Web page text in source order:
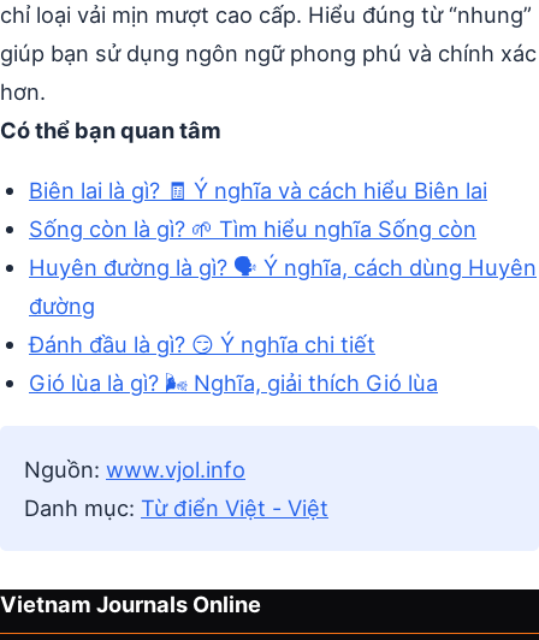
chỉ loại vải mịn mượt cao cấp. Hiểu đúng từ “nhung”
giúp bạn sử dụng ngôn ngữ phong phú và chính xác
hơn.
Có thể bạn quan tâm
Biên lai là gì? 🧾 Ý nghĩa và cách hiểu Biên lai
Sống còn là gì? 🌱 Tìm hiểu nghĩa Sống còn
Huyên đường là gì? 🗣️ Ý nghĩa, cách dùng Huyên
đường
Đánh đầu là gì? 😏 Ý nghĩa chi tiết
Gió lùa là gì? 🌬️ Nghĩa, giải thích Gió lùa
Nguồn: www.vjol.info
Danh mục: Từ điển Việt - Việt
Vietnam Journals Online